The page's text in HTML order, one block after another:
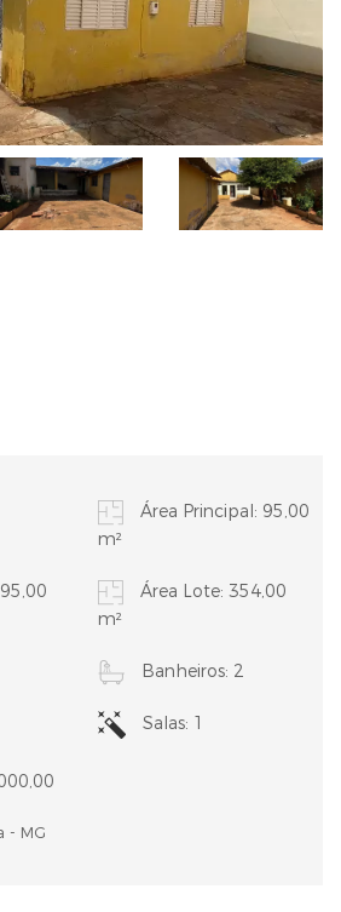
Área Principal: 95,00
m²
Área Lote: 354,00
m²
Banheiros: 2
Salas: 1
- MG